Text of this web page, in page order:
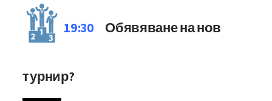
19:30 Обявяване на нов
турнир?